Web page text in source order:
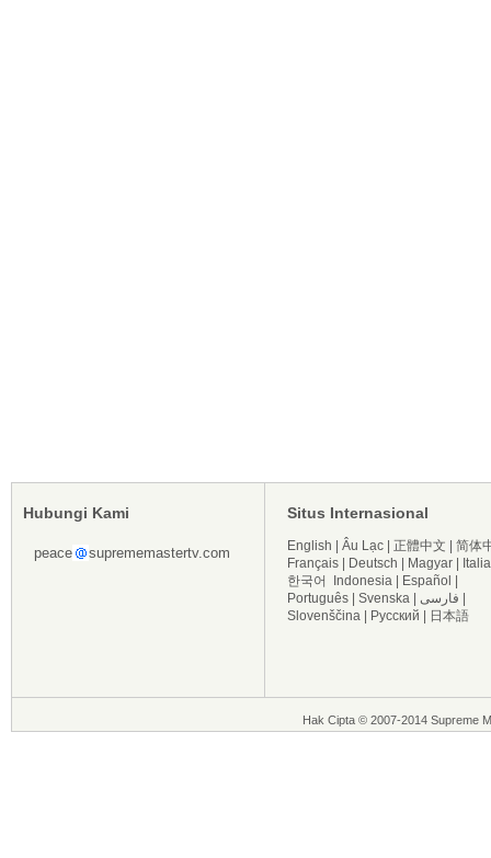
Hubungi Kami
peace suprememastertv.com
Situs Internasional
English Âu Lạc 正體中文
简体
Français
Deutsch Magyar
한국어
Indonesia Español
Português
Svenska فارسی
Slovenščina
Русский 日本語
Hak Cipta © 2007-2014 Supreme